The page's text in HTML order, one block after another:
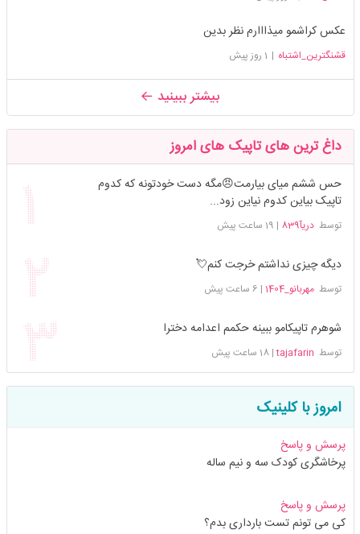
عکس کراشمو میذااارم نظر بدین
قشنگترین_اشتباه | 1 روز پیش
بیشتر ببینید
داغ ترین های تاپیک های امروز
حس ششم میای بیارمت😠مگه دست خودتونه که کدوم
تاپیک بیاین کدوم نیاین زود...
توسطدریآ839 | 19 ساعت پیش
دیگه چیزی نداشتم خرجت کنم💘
توسطمهربانو_1404 | 6 ساعت پیش
شوهرم تاپیکامو ببینه حکمم اعدامه دخترا
توسط tajafarin
|18 ساعت پیش
امروز با کلینیک
پرسش و پاسخ
پرخاشگری کودک سه و نیم ساله
پرسش و پاسخ
کی می تونم تست بارداری بدم؟